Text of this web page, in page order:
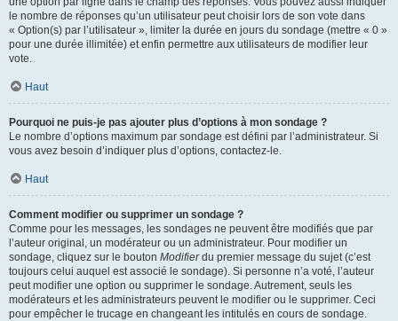
le nombre de réponses qu’un utilisateur peut choisir lors de son vote dans
« Option(s) par l’utilisateur », limiter la durée en jours du sondage (mettre « 0 »
pour une durée illimitée) et enfin permettre aux utilisateurs de modifier leur
vote.
Haut
Pourquoi ne puis-je pas ajouter plus d’options à mon sondage ?
Le nombre d’options maximum par sondage est défini par l’administrateur. Si
vous avez besoin d’indiquer plus d’options, contactez-le.
Haut
Comment modifier ou supprimer un sondage ?
Comme pour les messages, les sondages ne peuvent être modifiés que par
l’auteur original, un modérateur ou un administrateur. Pour modifier un
sondage, cliquez sur le bouton Modifierdu premier message du sujet (c’est
toujours celui auquel est associé le sondage). Si personne n’a voté, l’auteur
peut modifier une option ou supprimer le sondage. Autrement, seuls les
modérateurs et les administrateurs peuvent le modifier ou le supprimer. Ceci
pour empêcher le trucage en changeant les intitulés en cours de sondage.